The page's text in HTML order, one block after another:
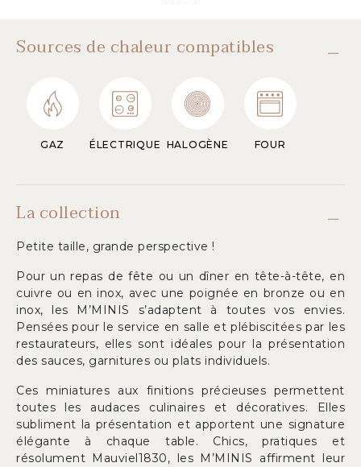
Sources de chaleur compatibles
GAZ ÉLECTRIQUE HALOGÈNE FOUR
La collection
Petite taille, grande perspective !
Pour un repas de fête ou un dîner en tête-à-tête, en
cuivre ou en inox, avec une poignée en bronze ou en
inox, les M’MINIS s’adaptent à toutes vos envies.
Pensées pour le service en salle et plébiscitées par les
restaurateurs, elles sont idéales pour la présentation
des sauces, garnitures ou plats individuels.
Ces miniatures aux finitions précieuses permettent
toutes les audaces culinaires et décoratives. Elles
subliment la présentation et apportent une signature
élégante à chaque table. Chics, pratiques et
résolument Mauviel1830, les M’MINIS affirment leur